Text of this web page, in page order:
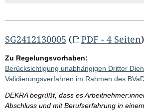
SG2412130005 ( PDF - 4 Seiten)
Zu Regelungsvorhaben:
Berücksichtigung unabhängigen Dritter
Validierungsverfahren im Rahmen des
DEKRA begrüßt, dass es
Abschluss und mit Berufserfahrung in